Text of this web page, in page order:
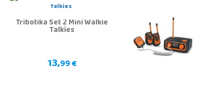
Tribotika Set 2 Mini Walkie
Talkies
13,99 €